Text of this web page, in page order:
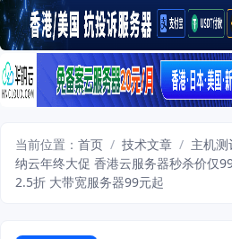
当前位置： 首页 / 技术文章 / 主机
纳云年终大促 香港云服务器秒杀价仅
2.5折 大带宽服务器99元起